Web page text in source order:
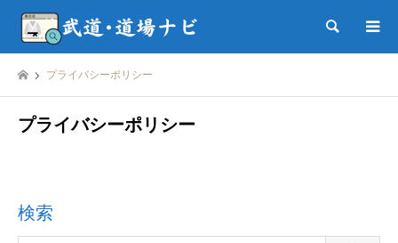
検索
プライバシーポリシー
プライバシーポリシー
検索